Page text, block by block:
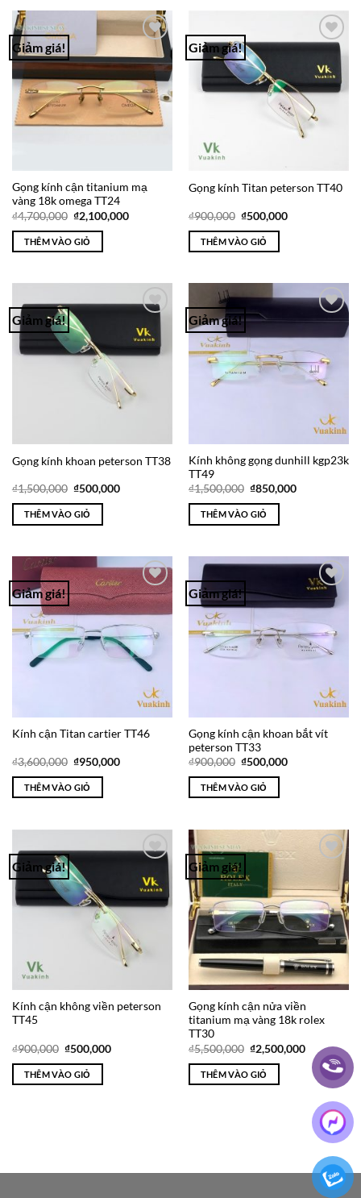
Giảm giá!
Wishlist
Gọng kính cận titanium mạ
vàng 18k omega TT24
₫4,700,000 Giá
gốc
là:
₫4,700,000.
₫2,100,000Giá
THÊM VÀO GIỎ
Giảm giá!
Wishlist
Gọng kính Titan peterson TT40
₫900,000 Giá
là:
₫900,000.
₫500,000Giá
THÊM VÀO GIỎ
Giảm giá!
Add to
Wishlist
Gọng kính khoan peterson TT38
₫1,500,000 Giá
là:
₫1,500,000.
₫500,000Giá
THÊM VÀO GIỎ
Giảm giá!
Add to
Wishlist
Kính không gọng dunhill kgp23k
TT49
₫1,500,000 Giá
là:
₫1,500,000.
₫850,000Giá
THÊM VÀO GIỎ
Giảm giá!
Add to
Wishlist
Kính cận Titan cartier TT46
₫3,600,000 Giá
là:
₫3,600,000.
₫950,000Giá
THÊM VÀO GIỎ
Giảm giá!
Add to
Wishlist
Gọng kính cận khoan bắt vít
peterson TT33
₫900,000 Giá
là:
₫900,000.
₫500,000Giá
THÊM VÀO GIỎ
Giảm giá!
Wishlist
Kính cận không viền peterson
TT45
₫900,000 Giá
là:
₫900,000.
₫500,000Giá
THÊM VÀO GIỎ
Giảm giá!
Gọng kính cận nửa viền
titanium mạ vàng 18k rolex
TT30
₫5,500,000 Giá
gốc
là:
₫5,500,000.
₫2,500,000Giá
hiện
tại
là:
THÊM VÀO GIỎ